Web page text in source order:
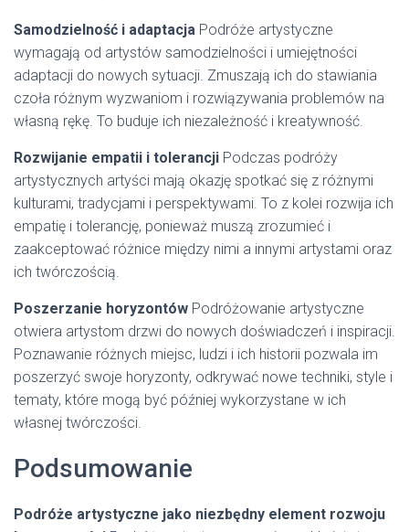
Samodzielność i adaptacja Podróże artystyczne
wymagają od artystów samodzielności i umiejętności
adaptacji do nowych sytuacji. Zmuszają ich do stawiania
czoła różnym wyzwaniom i rozwiązywania problemów na
własną rękę. To buduje ich niezależność i kreatywność.
Rozwijanie empatii i tolerancji Podczas podróży
artystycznych artyści mają okazję spotkać się z różnymi
kulturami, tradycjami i perspektywami. To z kolei rozwija ich
empatię i tolerancję, ponieważ muszą zrozumieć i
zaakceptować różnice między nimi a innymi artystami oraz
ich twórczością.
Poszerzanie horyzontów Podróżowanie artystyczne
otwiera artystom drzwi do nowych doświadczeń i inspiracji.
Poznawanie różnych miejsc, ludzi i ich historii pozwala im
poszerzyć swoje horyzonty, odkrywać nowe techniki, style i
tematy, które mogą być później wykorzystane w ich
własnej twórczości.
Podsumowanie
Podróże artystyczne jako niezbędny element rozwoju